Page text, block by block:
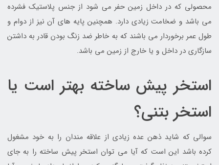
محصولی که در داخل زمین حفر می شود از جنس پلاستیک فشرده
می باشد و ضخامت زیادی دارد. همچنین پایه های آن نیز از دوام و
طول عمر برخوردار می باشند که به خاطر ضد زنگ بودن قادر به داشتن
سازگاری در داخل و یا خارج از زمین می باشد.
استخر پیش ساخته بهتر است یا
استخر بتنی؟
سوالی که شاید ذهن عده زیادی از علاقه مندان را به خود مشغول
کرده باشد این است که آیا می توان استخر پیش ساخته را به جای